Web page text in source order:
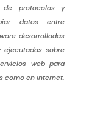
protocolos y
datos entre
desarrolladas
ejecutadas sobre
web para
como en Internet.